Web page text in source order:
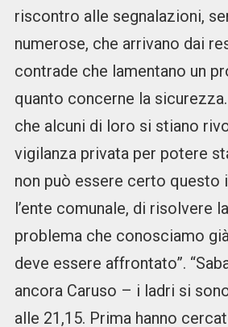
riscontro alle segnalazioni,
numerose, che arrivano dai
contrade che lamentano un
quanto concerne la
che alcuni di loro si stiano
vigilanza privata per potere
non può essere certo questo
l’ente comunale, di risolvere
problema che conosciamo
deve essere affrontato”.
ancora Caruso – i ladri si
alle 21,15. Prima hanno